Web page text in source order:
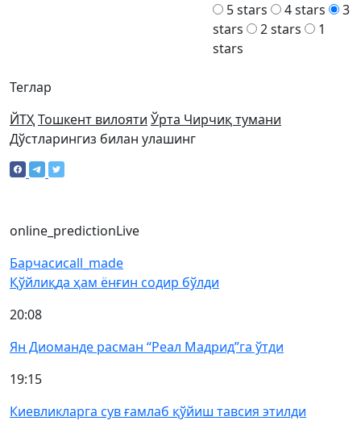
Теглар
ЙТҲТошкент вилояти Ўрта Чирчиқ тумани
5 stars
4 stars
3
stars
2 stars
1
stars
Дўстларингиз билан улашинг
online_predictionLive
Барчасиcall_made
Қўйлиқда ҳам ёнғин содир бўлди
20:08
Ян Диоманде расман “Реал Мадрид”га ўтди
19:15
Киевликларга сув ғамлаб қўйиш тавсия этилди